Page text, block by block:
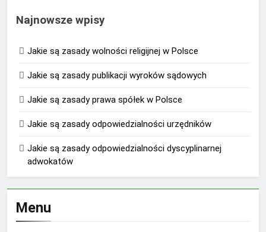
Najnowsze wpisy
Jakie są zasady wolności religijnej w Polsce
Jakie są zasady publikacji wyroków sądowych
Jakie są zasady prawa spółek w Polsce
Jakie są zasady odpowiedzialności urzędników
Jakie są zasady odpowiedzialności dyscyplinarnej
adwokatów
Menu